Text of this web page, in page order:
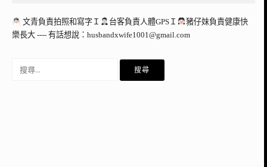
文青負責拍照和寫字Ｉ 台客負責人體GPSＩ
豬仔妹負責健康快
樂長大 ---- 有話想說： husbandxwife1001@gmail.com